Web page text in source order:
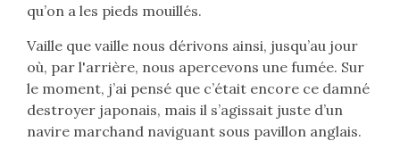
qu’on a les pieds mouillés.
Vaille que vaille nous dérivons ainsi, jusqu’au jour
où, par l'arrière, nous apercevons une fumée. Sur
le moment, j’ai pensé que c’était encore ce damné
destroyer japonais, mais il s’agissait juste d’un
navire marchand naviguant sous pavillon anglais.